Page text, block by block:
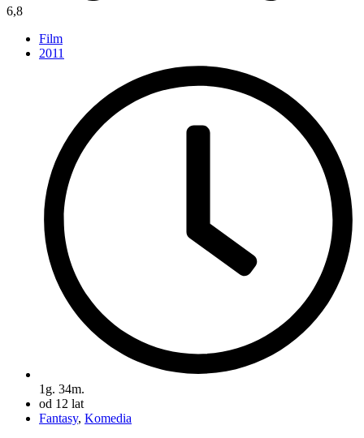
6,8
Film
2011
1g. 34m.
od 12 lat
Fantasy, Komedia